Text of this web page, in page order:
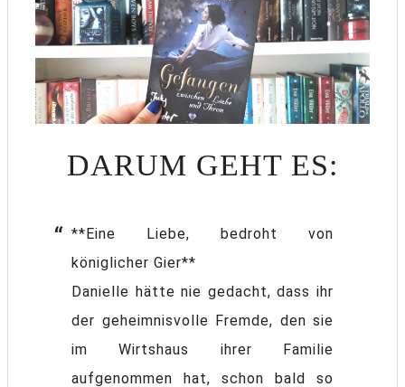
DARUM GEHT ES:
**Eine Liebe, bedroht von
königlicher Gier**
Danielle hätte nie gedacht, dass ihr
der geheimnisvolle Fremde, den sie
im Wirtshaus ihrer Familie
aufgenommen hat, schon bald so